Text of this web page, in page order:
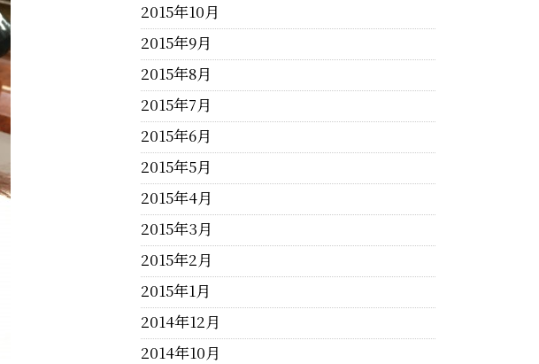
2015年10月
2015年9月
2015年8月
2015年7月
2015年6月
2015年5月
2015年4月
2015年3月
2015年2月
2015年1月
2014年12月
2014年10月